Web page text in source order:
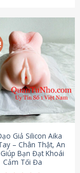
Giả Silicon Aika
– Chân Thật, An
Bạn Đạt Khoái
Cảm Tối Đa